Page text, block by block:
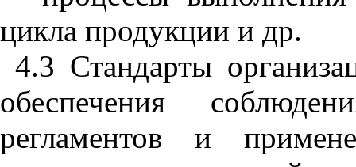
цикла продукции и др.
4.3 Стандарты
обеспечения
регламентов
и